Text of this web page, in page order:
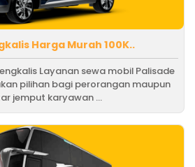
Harga Murah 100K..
Layanan sewa mobil Palisade
pilihan bagi perorangan maupun
jemput karyawan ...